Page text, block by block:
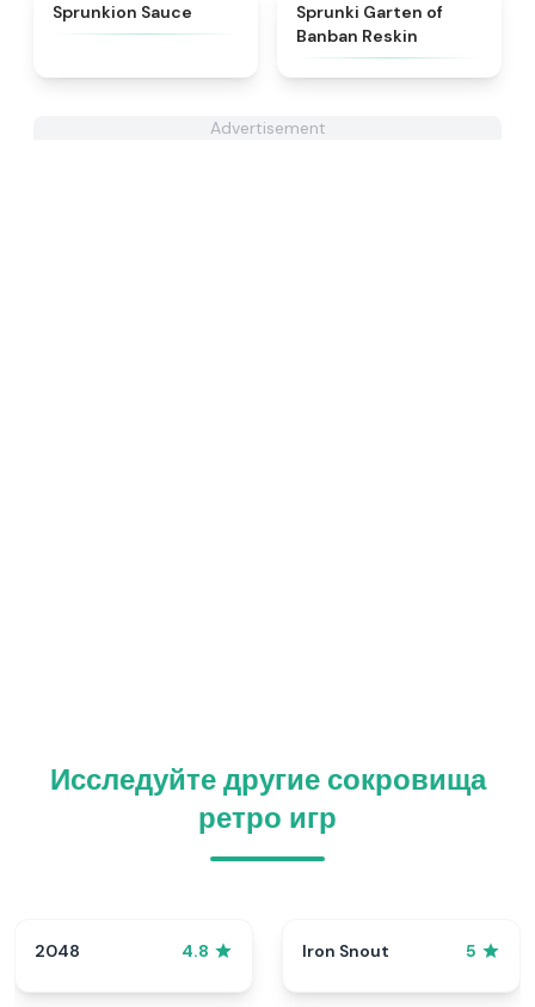
Sprunkion Sauce
Sprunki Garten of
Banban Reskin
Advertisement
Исследуйте другие сокровища
ретро игр
2048 4.8 Iron Snout 5